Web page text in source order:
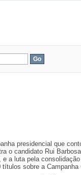
presidencial que
o candidato Rui
a luta pela
sobre a